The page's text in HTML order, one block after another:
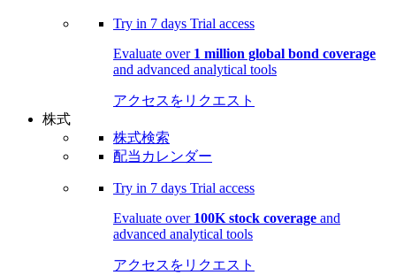
Try in 7 days Trial access
Evaluate over 1 million global bond coverage
and advanced analytical tools
アクセスをリクエスト
株式
株式検索
配当カレンダー
Try in 7 days Trial access
Evaluate over 100K stock coverage and
advanced analytical tools
アクセスをリクエスト